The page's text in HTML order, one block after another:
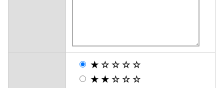
★☆☆☆☆
★★☆☆☆